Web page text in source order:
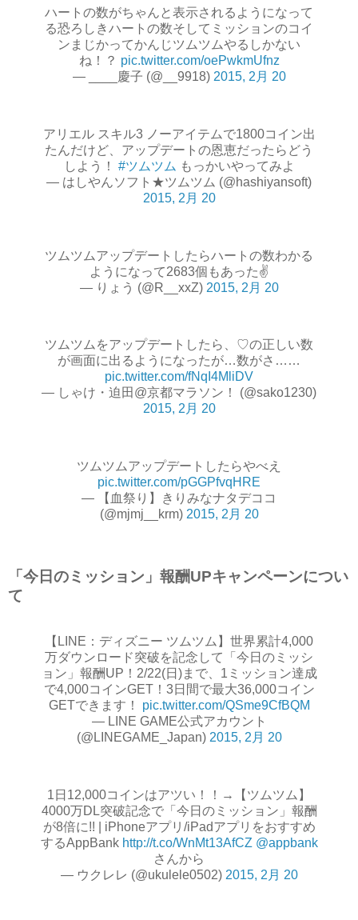
ハートの数がちゃんと表示されるようになって
る恐ろしきハートの数そしてミッションのコイ
ンまじかってかんじツムツムやるしかない
ね！？ pic.twitter.com/oePwkmUfnz
— ____慶子 (@__9918) 2015, 2月 20
アリエル スキル3 ノーアイテムで1800コイン出
たんだけど、アップデートの恩恵だったらどう
しよう！ #ツムツム もっかいやってみよ
— はしやんソフト★ツムツム (@hashiyansoft)
2015, 2月 20
ツムツムアップデートしたらハートの数わかる
ようになって2683個もあった✌️
— りょう (@R__xxZ) 2015, 2月 20
ツムツムをアップデートしたら、♡の正しい数
が画面に出るようになったが…数がさ……
pic.twitter.com/fNqI4MliDV
— しゃけ・迫田@京都マラソン！ (@sako1230)
2015, 2月 20
ツムツムアップデートしたらやべえ
pic.twitter.com/pGGPfvqHRE
— 【血祭り】きりみなナタデココ
(@mjmj__krm) 2015, 2月 20
「今日のミッション」報酬UPキャンペーンについ
て
【LINE：ディズニー ツムツム】世界累計4,000
万ダウンロード突破を記念して「今日のミッシ
ョン」報酬UP！2/22(日)まで、1ミッション達成
で4,000コインGET！3日間で最大36,000コイン
GETできます！ pic.twitter.com/QSme9CfBQM
— LINE GAME公式アカウント
(@LINEGAME_Japan) 2015, 2月 20
1日12,000コインはアツい！！→【ツムツム】
4000万DL突破記念で「今日のミッション」報酬
が8倍に!! | iPhoneアプリ/iPadアプリをおすすめ
するAppBank http://t.co/WnMt13AfCZ @appbank
さんから
— ウクレレ (@ukulele0502) 2015, 2月 20